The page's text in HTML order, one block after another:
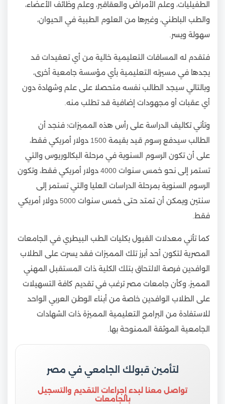
الطفيليات، وعلم الأمراض والعقاقير، وعلم وظائف الأعضاء،
والطب الباطني، وغيرها من العلوم الطبية في الحيوان،
سهولة ويسر.
فتقدم له المساقات التعليمية خالية من أي تعقيدات قد
يجدها في مسيرته التعليمية بأي مؤسسة جامعية أخرى،
وبالتالي سيجد الطالب نفسه متحصلا على علم وشهادة دون
أي عقبات أو مجهودات إضافية قد تطلب منه.
وتأتي تكاليف الدراسة على رأس هذه المميزات؛ فنجد أن
الطالب سيدفع رسوم قيد بقيمة 1500 دولار أمريكي فقط،
على أن تكون الرسوم السنوية في مرحلة البكالوريوس والتي
تستمر إلى نحو خمس سنوات 4000 دولار أمريكي فقط، وتكون
الرسوم السنوية بمرحلة الدراسات العليا والتي تستمر إلى
سنتين ويمكن أن تمتد حتى خمس سنوات 5000 دولار أمريكي
فقط.
كما تأتي معدلات القبول بكليات الطب البيطري في الجامعات
المصرية لتكون أحد أبرز تلك المميزات فقد يسرت على الطلاب
الوافدين فرصة الالتحاق بتلك الكلية ذات المستقبل المهني
المميز، وكأن جامعات مصر ترغب في تقديم كافة التسهيلات
على الطلاب الوافدين خاصة من أبناء الوطن العربي الواحد
للاستفادة من البرامج التعليمية المميزة ذات الشهادات
الجامعية الموثقة الممنوحة بها.
لتأمين قبولك الجامعي في مصر
تواصل معنا لبدء إجراءات التقديم والتسجيل
بالجامعات